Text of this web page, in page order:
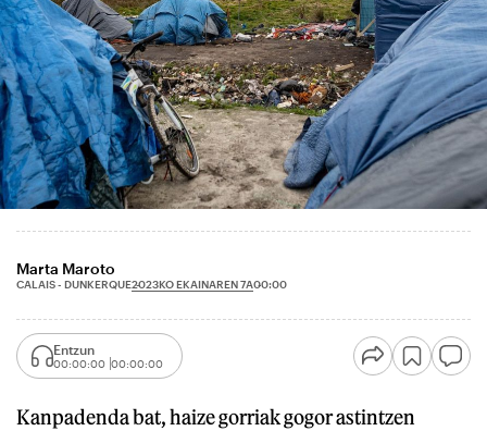
Marta Maroto
CALAIS - DUNKERQUE2023KO EKAINAREN 7A00:00
Entzun
00:00:00 00:00:00
Kanpadenda bat, haize gorriak gogor astintzen